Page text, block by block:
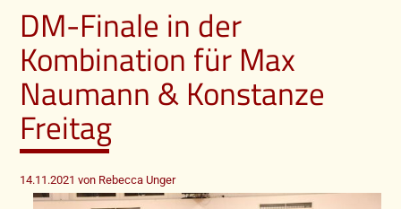
DM-Finale in der
Kombination für Max
Naumann & Konstanze
Freitag
14.11.2021 von Rebecca Unger